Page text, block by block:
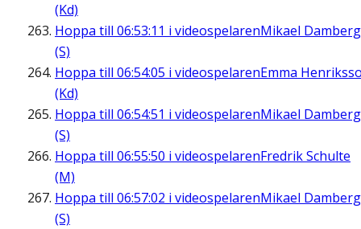
(Kd)
Hoppa till 06:53:11 i videospelarenMikael Damberg
(S)
Hoppa till 06:54:05 i videospelarenEmma
(Kd)
Hoppa till 06:54:51 i videospelarenMikael Damberg
(S)
Hoppa till 06:55:50 i videospelarenFredrik Schulte
(M)
Hoppa till 06:57:02 i videospelarenMikael Damberg
(S)